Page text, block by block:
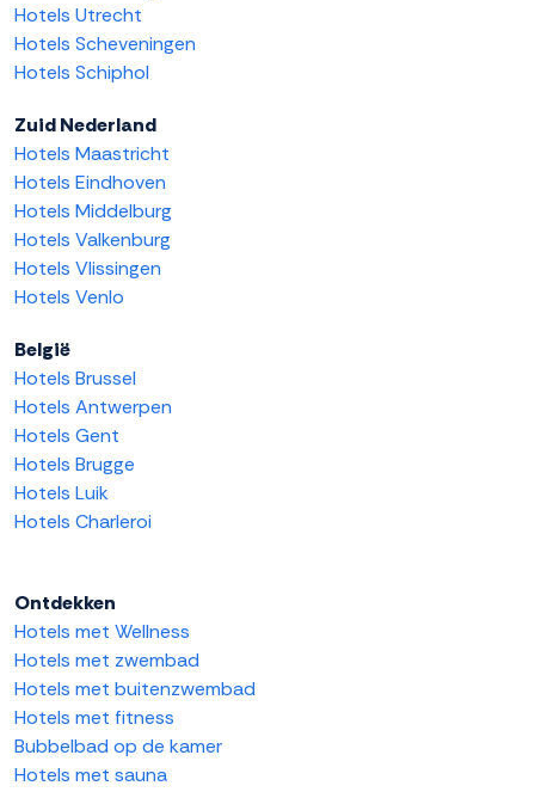
Hotels Utrecht
Hotels Scheveningen
Hotels Schiphol
Zuid Nederland
Hotels Maastricht
Hotels Eindhoven
Hotels Middelburg
Hotels Valkenburg
Hotels Vlissingen
Hotels Venlo
België
Hotels Brussel
Hotels Antwerpen
Hotels Gent
Hotels Brugge
Hotels Luik
Hotels Charleroi
Ontdekken
Hotels met Wellness
Hotels met zwembad
Hotels met buitenzwembad
Hotels met fitness
Bubbelbad op de kamer
Hotels met sauna